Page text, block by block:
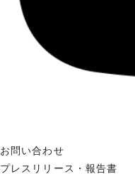
お問い合わせ
プレスリリース・報告書